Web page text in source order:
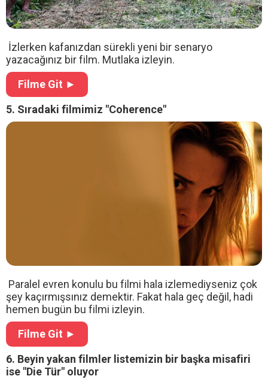
İzlerken kafanızdan sürekli yeni bir senaryo
yazacağınız bir film. Mutlaka izleyin.
Filme Git ►
5. Sıradaki filmimiz "Coherence"
Paralel evren konulu bu filmi hala izlemediyseniz çok
şey kaçırmışsınız demektir. Fakat hala geç değil, hadi
hemen bugün bu filmi izleyin.
Filme Git ►
6. Beyin yakan filmler listemizin bir başka misafiri
ise "Die Tür" oluyor